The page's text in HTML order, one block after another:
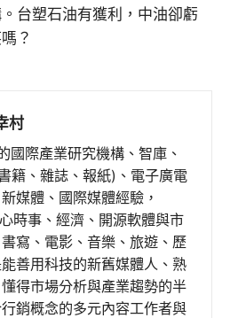
台塑石油有獲利，中油卻虧
？
村
國際產業研究機構、智庫、
籍、雜誌、報紙)、電子廣電
媒體、國際媒體經驗，
時事、經濟、開源軟體與市
寫、電影、音樂、旅遊、歷
善用科技的新舊媒體人、熟
得市場分析與產業趨勢的半
銷概念的多元內容工作者與